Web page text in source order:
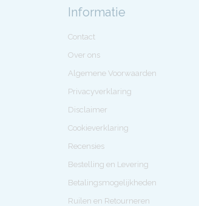
Informatie
Contact
Over ons
Algemene Voorwaarden
Privacyverklaring
Disclaimer
Cookieverklaring
Recensies
Bestelling en Levering
Betalingsmogelijkheden
Ruilen en Retourneren